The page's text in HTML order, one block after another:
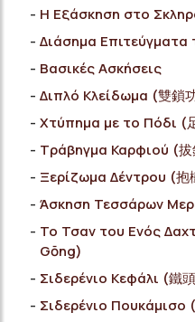
Η Εξάσκηση στο
Διάσημα
Bασικές Ασκήσεις
Διπλό Κλείδωμα (雙鎖
Χτύπημα με το Πόδι (
Τράβηγμα Καρφιού (
Ξερίζωμα Δέντρου (
Άσκηση Τεσσάρων
Το Τσαν του Ενός
Gōng)
Σιδερένιο Κεφάλι (鐵
Σιδερένιο Πουκάμισο